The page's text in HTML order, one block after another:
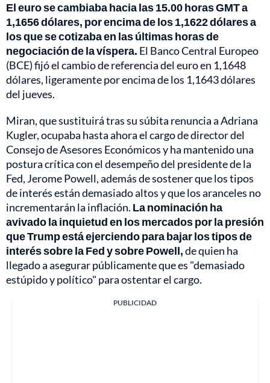
El euro se cambiaba hacia las 15.00 horas GMT a
1,1656 dólares, por encima de los 1,1622 dólares a
los que se cotizaba en las últimas horas de
negociación de la víspera. El Banco Central Europeo
(BCE) fijó el cambio de referencia del euro en 1,1648
dólares, ligeramente por encima de los 1,1643 dólares
del jueves.
Miran, que sustituirá tras su súbita renuncia a Adriana
Kugler, ocupaba hasta ahora el cargo de director del
Consejo de Asesores Económicos y ha mantenido una
postura crítica con el desempeño del presidente de la
Fed, Jerome Powell, además de sostener que los tipos
de interés están demasiado altos y que los aranceles no
incrementarán la inflación. La nominación ha
avivado la inquietud en los mercados por la presión
que Trump está ejerciendo para bajar los tipos de
interés sobre la Fed y sobre Powell,de quien ha
llegado a asegurar públicamente que es "demasiado
estúpido y político" para ostentar el cargo.
PUBLICIDAD